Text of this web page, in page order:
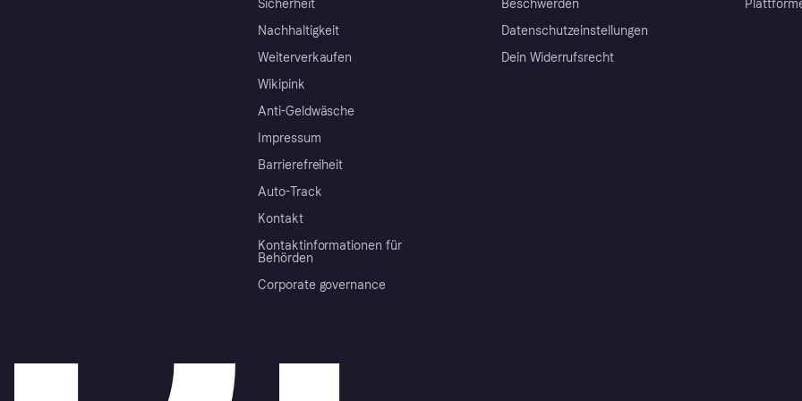
Sicherheit
Nachhaltigkeit
Weiterverkaufen
Wikipink
Anti-Geldwäsche
Impressum
Barrierefreiheit
Auto-Track
Kontakt
Kontaktinformationen für
Behörden
Corporate governance
Beschwerden
Datenschutzeinstellungen
Dein Widerrufsrecht